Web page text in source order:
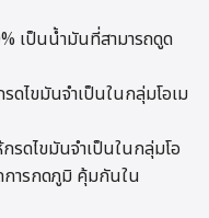
เป็นน้ำมันที่สามารถดูด
ดไขมันจำเป็นในกลุ่มโอเม
ดไขมันจำเป็นในกลุ่มโอ
การกดภูมิ คุ้มกันใน